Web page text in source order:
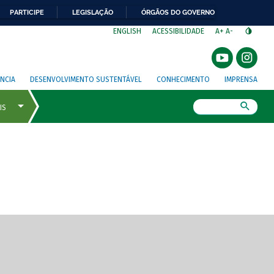
PARTICIPE LEGISLAÇÃO ÓRGÃOS DO GOVERNO
ENGLISH ACESSIBILIDADE A+ A-
DESENVOLVIMENTO SUSTENTÁVEL CONHECIMENTO IMPRENSA
de tela